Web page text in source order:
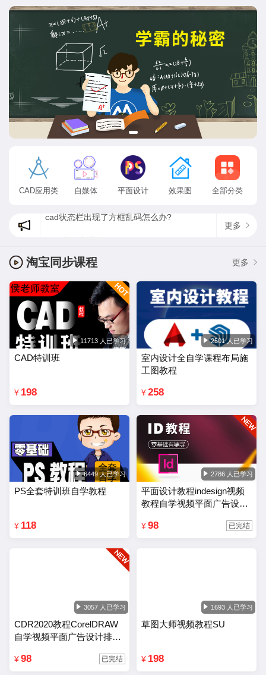
CAD应用类 自媒体 平面设计 效果图 全部分类
更多
淘宝同步课程 更多
11713 人已学习
CAD特训班
¥ 198
2501 人已学习
室内设计全自学课程布局施
工图教程
¥ 258
6449 人已学习
PS全套特训班自学教程
¥ 118
2786 人已学习
平面设计教程indesign视频
教程自学视频平面广告设计
¥ 98 已完结
3057 人已学习
CDR2020教程CorelDRAW
自学视频平面广告设计排版
¥ 98 已完结
1693 人已学习
草图大师视频教程SU
¥ 198